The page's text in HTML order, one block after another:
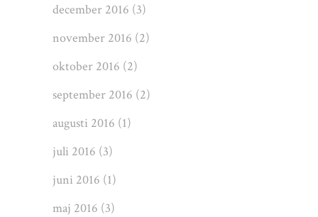
december 2016 (3)
november 2016 (2)
oktober 2016 (2)
september 2016 (2)
augusti 2016 (1)
juli 2016 (3)
juni 2016 (1)
maj 2016 (3)